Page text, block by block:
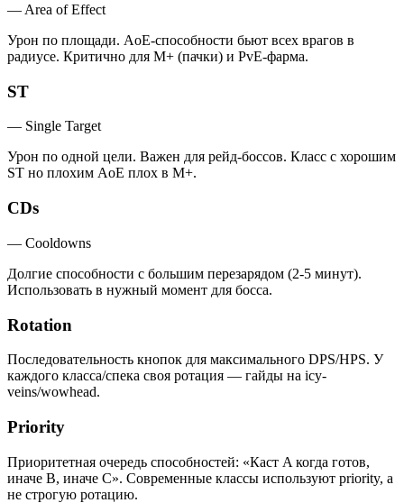
— Area of Effect
Урон по площади. AoE-способности бьют всех врагов в
радиусе. Критично для M+ (пачки) и PvE-фарма.
ST
— Single Target
Урон по одной цели. Важен для рейд-боссов. Класс с хорошим
ST но плохим AoE плох в M+.
CDs
— Cooldowns
Долгие способности с большим перезарядом (2-5 минут).
Использовать в нужный момент для босса.
Rotation
Последовательность кнопок для максимального DPS/HPS. У
каждого класса/спека своя ротация — гайды на icy-
veins/wowhead.
Priority
Приоритетная очередь способностей: «Каст A когда готов,
иначе B, иначе C». Современные классы используют priority, а
не строгую ротацию.